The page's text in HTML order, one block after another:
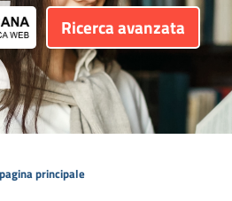
Ricerca avanzata
principale